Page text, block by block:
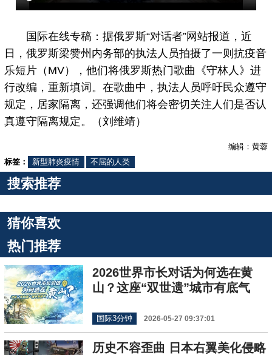
国际在线专稿：据俄罗斯“对话者”网站报道，近
日，俄罗斯梁赞州内务部的执法人员拍摄了一则抗疫音
乐短片（MV），他们将俄罗斯热门歌曲《守林人》进
行改编，重新填词。在歌曲中，执法人员呼吁民众遵守
规定，居家隔离，还强调他们将会密切关注人们是否认
真遵守隔离规定。（刘维靖）
编辑：黄蓉
标签：
新型肺炎疫情 不屈的人类
搜索推荐
猜你喜欢
热门推荐
2026世界市长对话为何选在黄
山？这座“双世遗”城市有底气
国际3分钟 2026-05-27 09:37:01
历史不容歪曲 日本右翼美化侵略